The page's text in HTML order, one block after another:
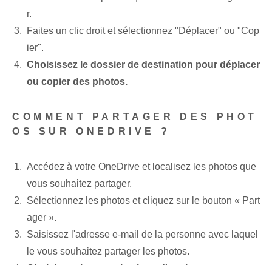
r.
Faites un clic droit et sélectionnez "Déplacer" ou "Cop
ier".
Choisissez le dossier de destination pour déplacer
ou copier des photos.
COMMENT PARTAGER DES PHOT
OS SUR ONEDRIVE ?
Accédez à votre OneDrive et localisez les photos que
vous souhaitez partager.
Sélectionnez les photos et cliquez sur le bouton « Part
ager ».
Saisissez l'adresse e-mail de la personne avec laquel
le vous souhaitez partager les photos.